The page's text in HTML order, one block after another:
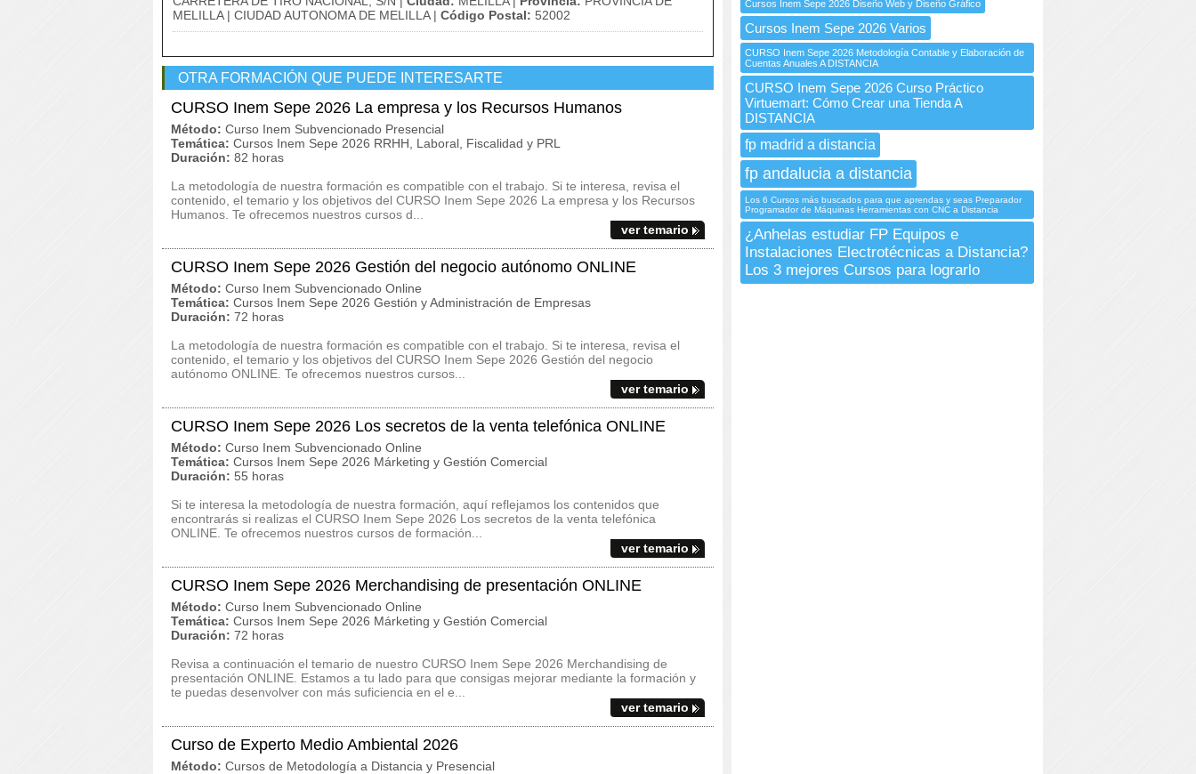
MELILLA | CIUDAD AUTONOMA DE MELILLA | Código Postal: 52002
OTRA FORMACIÓN QUE PUEDE INTERESARTE
CURSO Inem Sepe 2026 La empresa y los Recursos Humanos
Método: Curso Inem Subvencionado Presencial
Temática: Cursos Inem Sepe 2026 RRHH, Laboral, Fiscalidad y PRL
Duración: 82 horas
La metodología de nuestra formación es compatible con el trabajo. Si te interesa, revisa el
contenido, el temario y los objetivos del CURSO Inem Sepe 2026 La empresa y los Recursos
Humanos. Te ofrecemos nuestros cursos d...
ver temario
CURSO Inem Sepe 2026 Gestión del negocio autónomo ONLINE
Método: Curso Inem Subvencionado Online
Temática: Cursos Inem Sepe 2026 Gestión y Administración de Empresas
Duración: 72 horas
La metodología de nuestra formación es compatible con el trabajo. Si te interesa, revisa el
contenido, el temario y los objetivos del CURSO Inem Sepe 2026 Gestión del negocio
autónomo ONLINE. Te ofrecemos nuestros cursos...
ver temario
CURSO Inem Sepe 2026 Los secretos de la venta telefónica ONLINE
Método: Curso Inem Subvencionado Online
Temática: Cursos Inem Sepe 2026 Márketing y Gestión Comercial
Duración: 55 horas
Si te interesa la metodología de nuestra formación, aquí reflejamos los contenidos que
encontrarás si realizas el CURSO Inem Sepe 2026 Los secretos de la venta telefónica
ONLINE. Te ofrecemos nuestros cursos de formación...
ver temario
CURSO Inem Sepe 2026 Merchandising de presentación ONLINE
Método: Curso Inem Subvencionado Online
Temática: Cursos Inem Sepe 2026 Márketing y Gestión Comercial
Duración: 72 horas
Revisa a continuación el temario de nuestro CURSO Inem Sepe 2026 Merchandising de
presentación ONLINE. Estamos a tu lado para que consigas mejorar mediante la formación y
te puedas desenvolver con más suficiencia en el e...
ver temario
Curso de Experto Medio Ambiental 2026
Método: Cursos de Metodología a Distancia y Presencial
Cursos Inem Sepe 2026 Diseño Web y Diseño Gráfico
Cursos Inem Sepe 2026 Varios
CURSO Inem Sepe 2026 Metodología Contable y Elaboración de
Cuentas Anuales A DISTANCIA
CURSO Inem Sepe 2026 Curso Práctico
Virtuemart: Cómo Crear una Tienda A
DISTANCIA
fp madrid a distancia
fp andalucia a distancia
Los 6 Cursos más buscados para que aprendas y seas Preparador
Programador de Máquinas Herramientas con CNC a Distancia
¿Anhelas estudiar FP Equipos e
Instalaciones Electrotécnicas a Distancia?
Los 3 mejores Cursos para lograrlo